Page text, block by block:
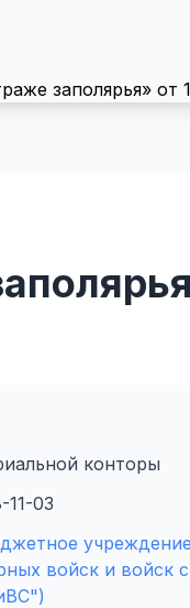
конторы
11-03
войск и войск